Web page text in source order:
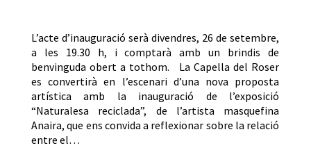
L’acte d’inauguració serà divendres, 26 de setembre,
a les 19.30 h, i comptarà amb un brindis de
benvinguda obert a tothom. La Capella del Roser
es convertirà en l’escenari d’una nova proposta
artística amb la inauguració de l’exposició
“Naturalesa reciclada”, de l’artista masquefina
Anaira, que ens convida a reflexionar sobre la relació
entre el…